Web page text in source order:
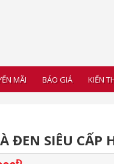
MÃI BÁO GIÁ KIẾN
ĐEN SIÊU